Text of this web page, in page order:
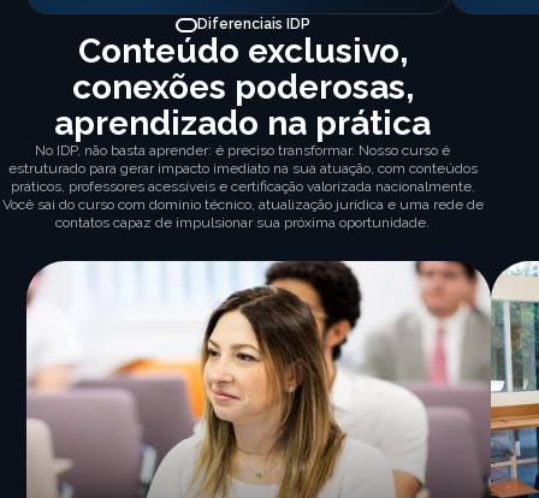
Diferenciais IDP
Conteúdo exclusivo,
conexões poderosas,
aprendizado na prática
No IDP, não basta aprender: é preciso transformar. Nosso curso é
estruturado para gerar impacto imediato na sua atuação, com conteúdos
práticos, professores acessíveis e certificação valorizada nacionalmente.
Você sai do curso com domínio técnico, atualização jurídica e uma rede de
contatos capaz de impulsionar sua próxima oportunidade.